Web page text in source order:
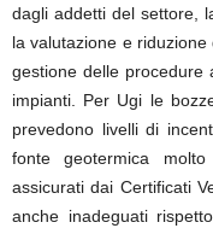
dagli addetti del settore,
la valutazione e
gestione delle procedure
impianti. Per Ugi le
prevedono livelli di
fonte geotermica
assicurati dai Certificati
anche inadeguati